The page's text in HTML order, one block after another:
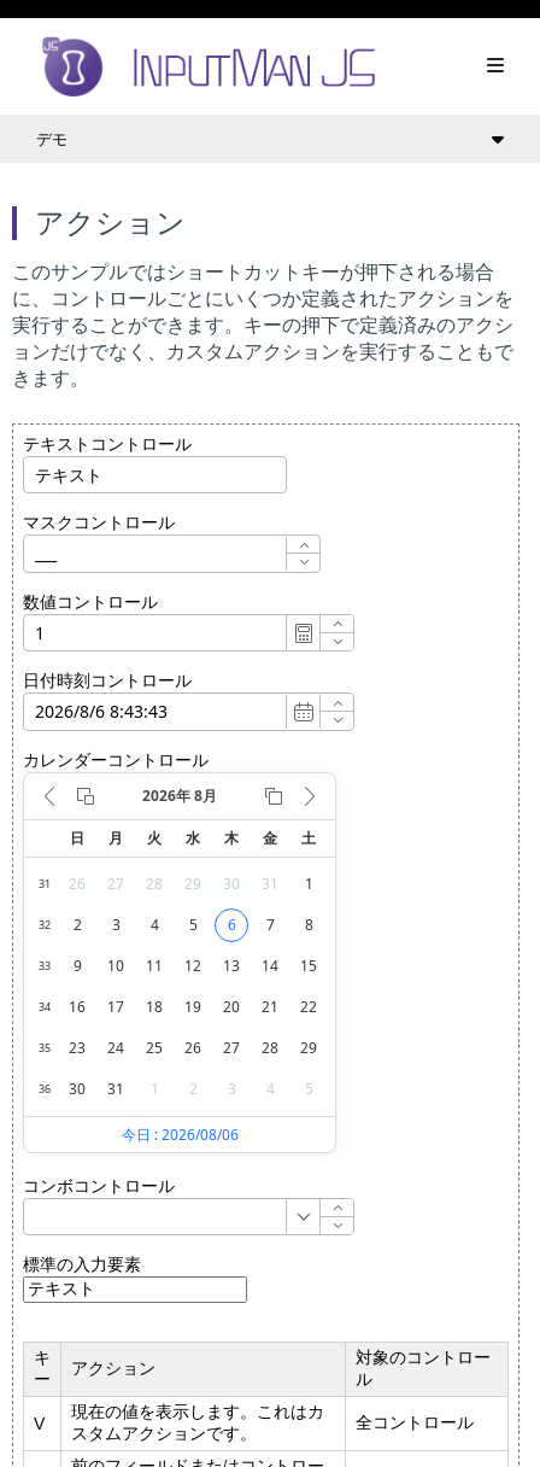
デモ
アクション
このサンプルではショートカットキーが押下される場合
に、コントロールごとにいくつか定義されたアクションを
実行することができます。キーの押下で定義済みのアクシ
ョンだけでなく、カスタムアクションを実行することもで
きます。